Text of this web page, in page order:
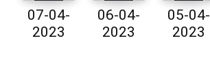
07-04-
2023
06-04-
2023
05-04-
2023